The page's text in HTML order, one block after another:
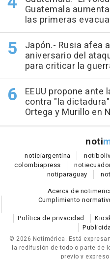
Guatemala
las primeras
Japón.- Rusia afea
aniversario del
para criticar la
EEUU propone ante
contra "la
Ortega y Murillo en
noti
noticiargentina noti
colombiapress noti
notiparaguay
Acerca de
Cumplimiento
Política de privacidad
© 2026 Notimérica. Está
la redifusión de todo o parte de
previo y